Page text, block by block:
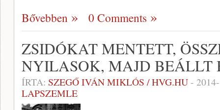
Bővebben
0 Comments
ZSIDÓKAT MENTETT,
NYILASOK, MAJD BEÁLLT
ÍRTA: SZEGŐ IVÁN MIKLÓS / HVG.HU-
LAPSZEMLE